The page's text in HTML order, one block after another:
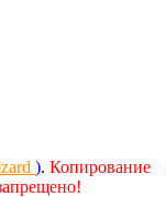
). Копирование